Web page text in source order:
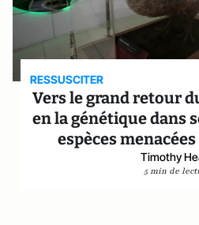
RESSUSCITER
Vers le grand retour
en la génétique dans
espèces
Timothy
5 min de